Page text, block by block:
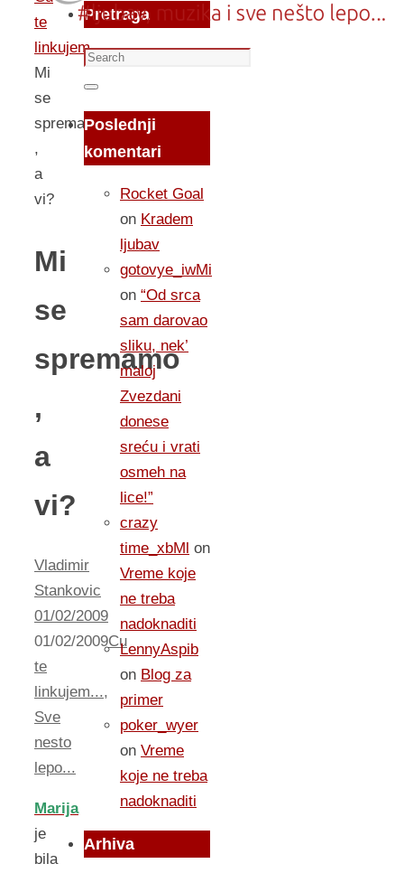
te
linkujem...
Mi
se
spremamo
,
a
vi?
Mi
se
spremamo
,
a
vi?
Vladimir
Stankovic
01/02/2009
01/02/2009Cu
te
linkujem...,
Sve
nesto
lepo...
Marija
je
bila
Pretraga
Search
for:
Search
Poslednji
komentari
Rocket Goal
on Kradem
ljubav
gotovye_iwMi
on “Od srca
sam darovao
sliku, nek’
maloj
Zvezdani
donese
sreću i vrati
osmeh na
lice!”
crazy
time_xbMl on
Vreme koje
ne treba
nadoknaditi
LennyAspib
on Blog za
primer
poker_wyer
on Vreme
koje ne treba
nadoknaditi
Arhiva